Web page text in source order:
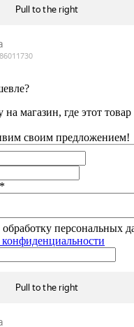
магазин, где этот
своим предложением!
*
персональных